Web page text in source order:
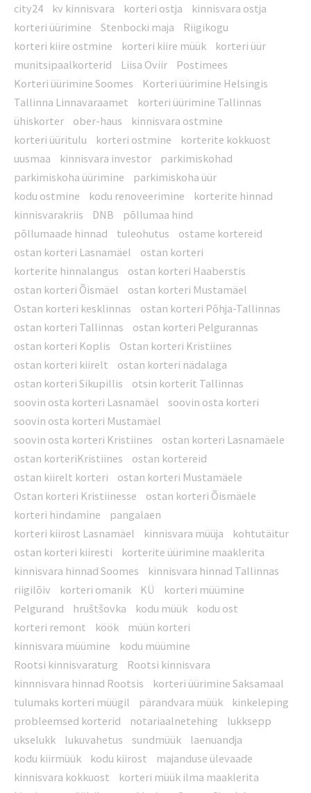
city24
kv kinnisvara korteri ostja
kinnisvara ostja
korteri üürimine
Stenbocki maja
Riigikogu
korteri kiire ostmine
korteri kiire müük
korteri üür
munitsipaalkorterid
Liisa Oviir
Postimees
Korteri üürimine Soomes
Korteri üürimine Helsingis
Tallinna Linnavaraamet
korteri üürimine Tallinnas
ühiskorter
ober-haus
kinnisvara ostmine
korteri üüritulu
korteri ostmine
korterite kokkuost
uusmaa
kinnisvara investor
parkimiskohad
parkimiskoha üürimine
parkimiskoha üür
kodu ostmine
kodu renoveerimine
korterite hinnad
kinnisvarakriis
DNB
põllumaa hind
põllumaade hinnad
tuleohutus
ostame kortereid
ostan korteri Lasnamäel
ostan korteri
korterite hinnalangus
ostan korteri Haaberstis
ostan korteri Õismäel
ostan korteri Mustamäel
Ostan korteri kesklinnas
ostan korteri Põhja-Tallinnas
ostan korteri Tallinnas
ostan korteri Pelgurannas
ostan korteri Koplis
Ostan korteri Kristiines
ostan korteri kiirelt
ostan korteri nädalaga
ostan korteri Sikupillis
otsin korterit Tallinnas
soovin osta korteri Lasnamäel
soovin osta korteri
soovin osta korteri Mustamäel
soovin osta korteri Kristiines
ostan korteri Lasnamäele
ostan korteriKristiines
ostan kortereid
ostan kiirelt korteri
ostan korteri Mustamäele
Ostan korteri Kristiinesse
ostan korteri Õismäele
korteri hindamine
pangalaen
korteri kiirost Lasnamäel
kinnisvara müüja
kohtutäitur
ostan korteri kiiresti
korterite üürimine maaklerita
kinnisvara hinnad Soomes
kinnisvara hinnad Tallinnas
riigilõiv
korteri omanik KÜ
korteri müümine
Pelgurand
hruštšovka kodu müük
kodu ost
korteri remont
köök
müün korteri
kinnisvara müümine
kodu müümine
Rootsi kinnisvaraturg
Rootsi kinnisvara
kinnnisvara hinnad Rootsis
korteri üürimine Saksamaal
tulumaks korteri müügil
pärandvara müük
kinkeleping
probleemsed korterid
notariaalnetehing
lukksepp
ukselukk
lukuvahetus sundmüük
laenuandja
kodu kiirmüük
kodu kiirost
majanduse ülevaade
kinnisvara kokkuost
korteri müük ilma maaklerita